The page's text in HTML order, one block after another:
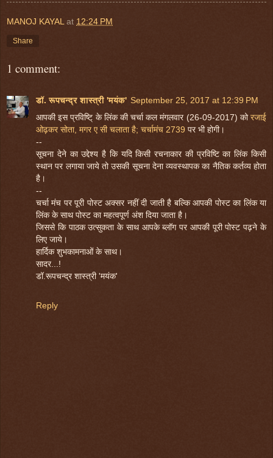
MANOJ KAYAL at 12:24 PM
Share
1 comment:
डॉ. रूपचन्द्र शास्त्री 'मयंक' September 25, 2017 at 12:39 PM
आपकी इस प्रविष्टि् के लिंक की चर्चा कल मंगलवार (26-09-2017) कोरजाई
ओढ़कर सोता, मगर ए सी चलाता है; चर्चामंच 2739 पर भी होगी।
--
सूचना देने का उद्देश्य है कि यदि किसी रचनाकार की प्रविष्टि का लिंक किसी
स्थान पर लगाया जाये तो उसकी सूचना देना व्यवस्थापक का नैतिक कर्तव्य होता
है।
--
चर्चा मंच पर पूरी पोस्ट अक्सर नहीं दी जाती है बल्कि आपकी पोस्ट का लिंक या
लिंक के साथ पोस्ट का महत्वपूर्ण अंश दिया जाता है।
जिससे कि पाठक उत्सुकता के साथ आपके ब्लॉग पर आपकी पूरी पोस्ट पढ़ने के
लिए जाये।
हार्दिक शुभकामनाओं के साथ।
सादर...!
डॉ.रूपचन्द्र शास्त्री 'मयंक'
Reply